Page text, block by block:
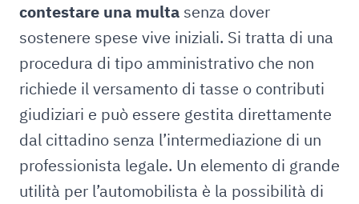
contestare una multa senza dover
sostenere spese vive iniziali. Si tratta di una
procedura di tipo amministrativo che non
richiede il versamento di tasse o contributi
giudiziari e può essere gestita direttamente
dal cittadino senza l’intermediazione di un
professionista legale. Un elemento di grande
utilità per l’automobilista è la possibilità di